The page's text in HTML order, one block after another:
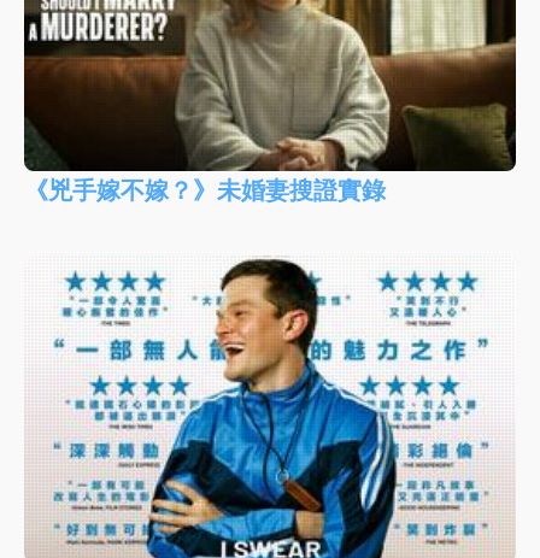
《兇手嫁不嫁？》未婚妻搜證實錄